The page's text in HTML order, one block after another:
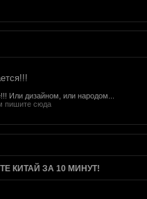
Или дизайном, или народом...
пишите сюда
КИТАЙ ЗА 10 МИНУТ!